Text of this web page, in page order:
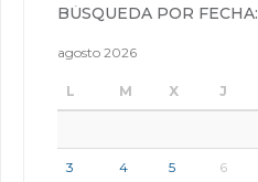
BÚSQUEDA POR FECHA:
agosto 2026
L M X J
3 4 5 6